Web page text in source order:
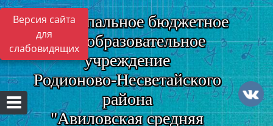
Версия сайта
для
слабовидящих
Муниципальное бюджетное
общеобразовательное
учреждение
Родионово-Несветайского
района
"Авиловская средняя